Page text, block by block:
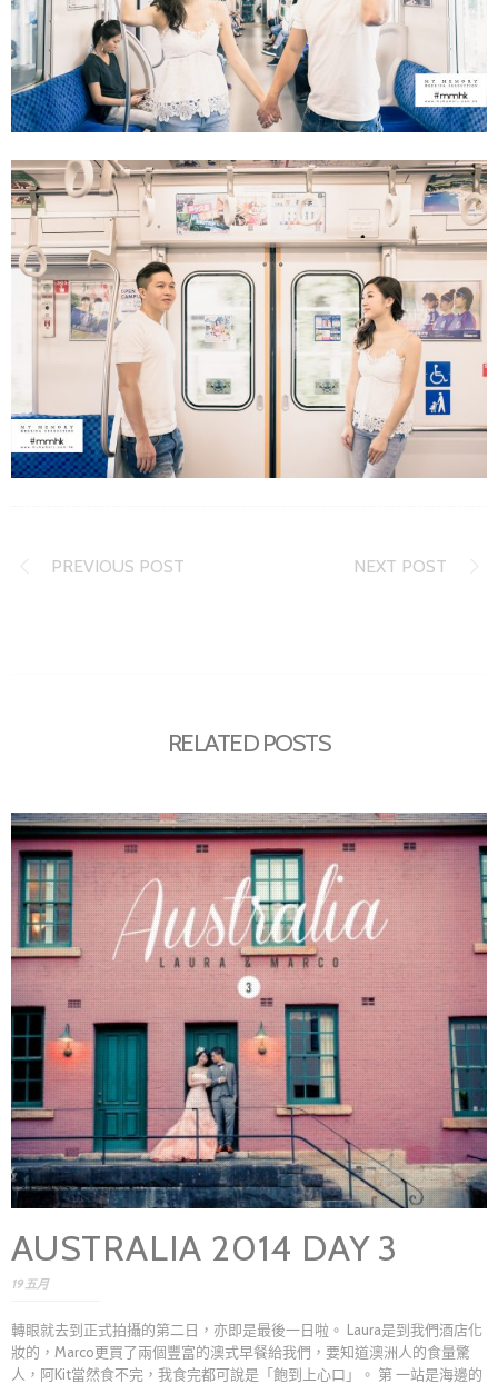
PREVIOUS POST NEXT POST
RELATED POSTS
AUSTRALIA 2014 DAY 3
19 五月
轉眼就去到正式拍攝的第二日，亦即是最後一日啦。 Laura是到我們酒店化
妝的，Marco更買了兩個豐富的澳式早餐給我們，要知道澳洲人的食量驚
人，阿Kit當然食不完，我食完都可說是「飽到上心口」。 第 一站是海邊的